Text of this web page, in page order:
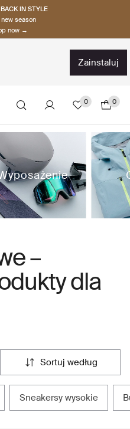
IN STYLE
season
now →
zainstaluj
0 0
–
dla
sortuj według
sneakersy wysokie